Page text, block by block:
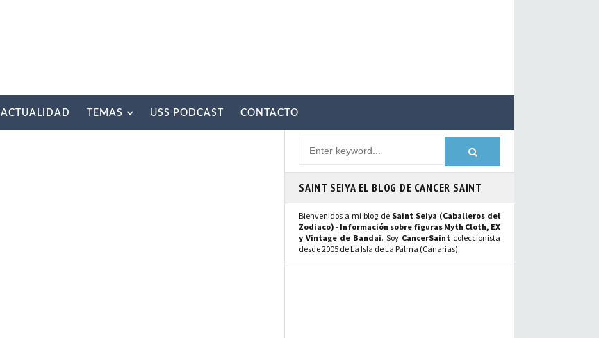
ACTUALIDAD TEMAS USS PODCAST CONTACTO
SAINT SEIYA EL BLOG DE CANCER SAINT
Bienvenidos a mi blog de Saint Seiya (Caballeros del
Zodiaco) - Información sobre figuras Myth Cloth, EX
y Vintage de Bandai. Soy CancerSaint coleccionista
desde 2005 de La Isla de La Palma (Canarias).